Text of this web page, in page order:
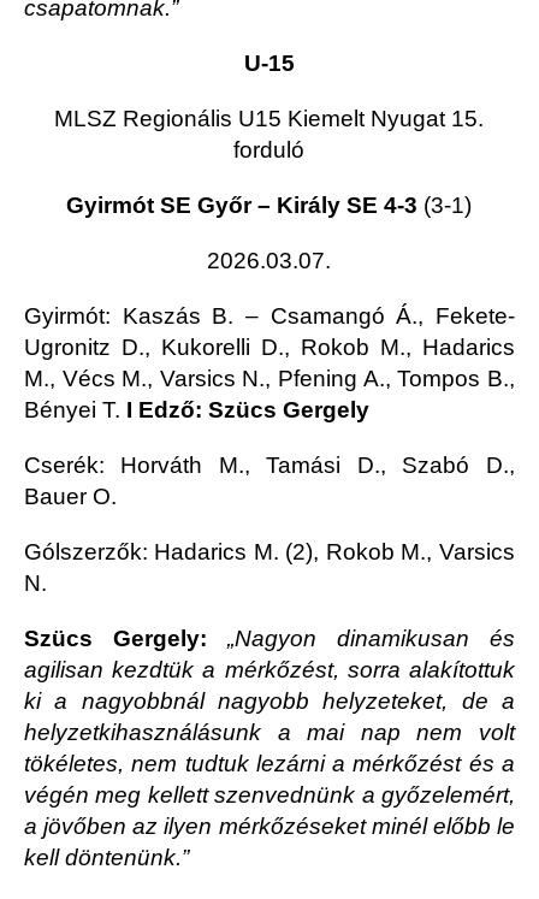
csapatomnak.”
U-15
MLSZ Regionális U15 Kiemelt Nyugat 15.
forduló
Gyirmót SE Győr – Király SE 4-3 (3-1)
2026.03.07.
Gyirmót: Kaszás B. – Csamangó Á., Fekete-
Ugronitz D., Kukorelli D., Rokob M., Hadarics
M., Vécs M., Varsics N., Pfening A., Tompos B.,
Bényei T. I Edző: Szücs Gergely
Cserék: Horváth M., Tamási D., Szabó D.,
Bauer O.
Gólszerzők: Hadarics M. (2), Rokob M., Varsics
N.
Szücs Gergely: „Nagyon dinamikusan és
agilisan kezdtük a mérkőzést, sorra alakítottuk
ki a nagyobbnál nagyobb helyzeteket, de a
helyzetkihasználásunk a mai nap nem volt
tökéletes, nem tudtuk lezárni a mérkőzést és a
végén meg kellett szenvednünk a győzelemért,
a jövőben az ilyen mérkőzéseket minél előbb le
kell döntenünk.”